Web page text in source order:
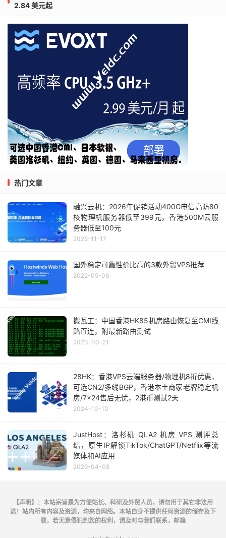
2.84 美元起
热门文章
融兴云机：2026年促销活动400G电信高防80
核物理机服务器低至399元，香港500M云服
务器低至100元
2025-11-17
国外稳定可靠性价比高的3款外贸VPS推荐
2022-05-06
搬瓦工：中国香港HK85机房路由恢复至CMI线
路直连，附最新路由测试
2023-03-21
28HK：香港VPS云端服务器/物理机8折优惠，
可选CN2/多线BGP，香港本土商家老牌稳定机
房/7x24售后无忧，2港币测试2天
2024-10-10
JustHost：洛杉矶 QLA2 机房 VPS 测评总
结，原生IP解锁TikTok/ChatGPT/Netflix等流
媒体和AI应用
2026-04-08
【声明】：本站宗旨是为方便站长、科研及外贸人员，请勿用于其它非法用
途！站内所有内容及资源，均来自网络。本站自身不提供任何资源的储存及下
载，若无意侵犯到您的权利，请及时与我们联系，邮箱